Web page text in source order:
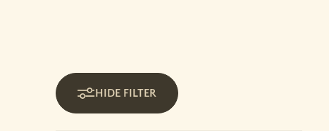
Sidebar Limit
HIDE FILTER